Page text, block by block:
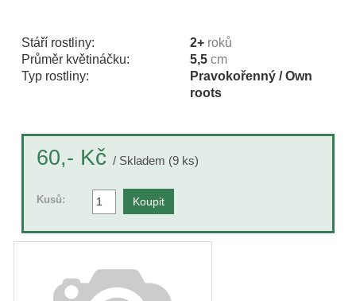
Stáří rostliny: 2+ roků
Průměr květináčku:
5,5 cm
Typ rostliny:
Pravokořenný / Own
roots
60,- Kč / Skladem (9 ks)
Kusů: